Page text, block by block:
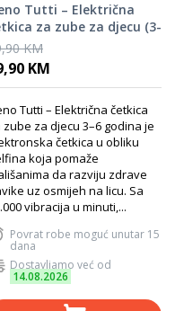
Tutti – Električna
za zube za djecu (3-
Mint
KM
KM
Tutti – Električna četkica
zube za djecu 3–6 godina je
četkica u obliku
koja pomaže
da razviju zdrave
uz osmijeh na licu. Sa
vibracija u minuti,...
Povrat robe moguć unutar 15
dana
Dostavljamo već od
14.08.2026